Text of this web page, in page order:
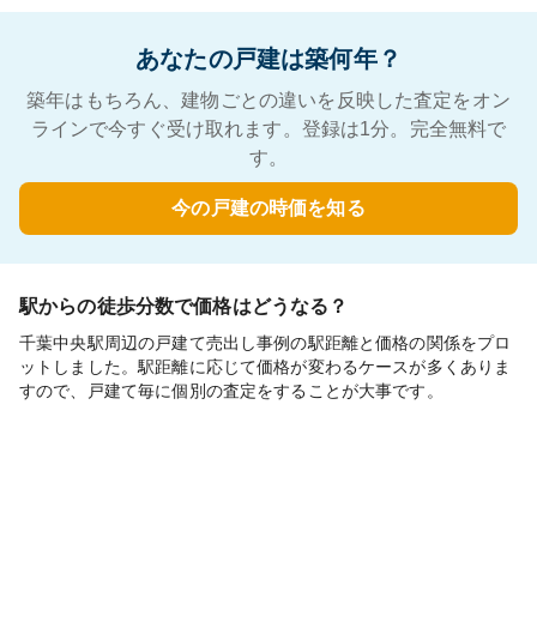
あなたの戸建は築何年？
築年はもちろん、建物ごとの違いを反映した査定をオン
ラインで今すぐ受け取れます。登録は1分。完全無料で
す。
今の戸建の時価を知る
駅からの徒歩分数で価格はどうなる？
千葉中央駅周辺の戸建て売出し事例の駅距離と価格の関係をプロ
ットしました。駅距離に応じて価格が変わるケースが多くありま
すので、戸建て毎に個別の査定をすることが大事です。